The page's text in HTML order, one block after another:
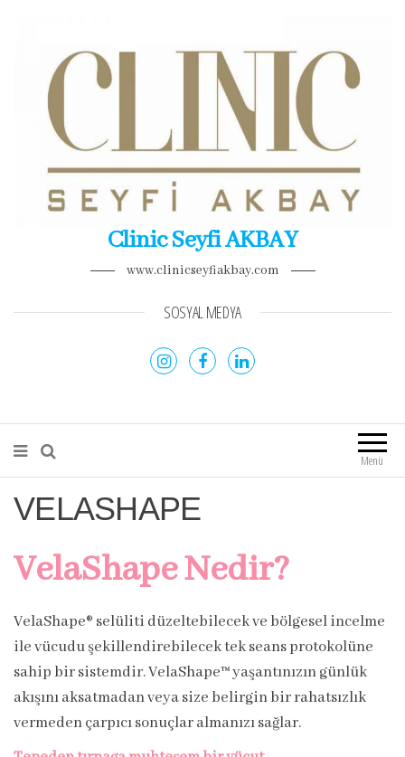
Clinic Seyfi AKBAY
www.clinicseyfiakbay.com
SOSYAL MEDYA
Menü
VELASHAPE
VelaShape Nedir?
VelaShape® selüliti düzeltebilecek ve bölgesel incelme
ile vücudu şekillendirebilecek tek seans protokolüne
sahip bir sistemdir. VelaShape™ yaşantınızın günlük
akışını aksatmadan veya size belirgin bir rahatsızlık
vermeden çarpıcı sonuçlar almanızı sağlar.